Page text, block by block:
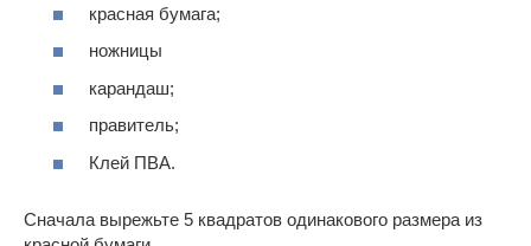
красная бумага;
ножницы
карандаш;
правитель;
Клей ПВА.
Сначала вырежьте 5 квадратов одинакового размера из